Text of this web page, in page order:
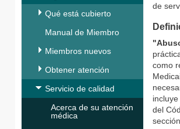
Qué está cubierto
Manual de Miembro
Miembros nuevos
Obtener atención
Servicio de calidad
Acerca de su atención
médica
de
"
como
del